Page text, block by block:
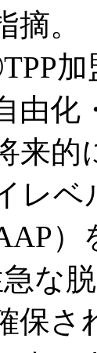
摘。
由化
来的
レベ
急な
保さ